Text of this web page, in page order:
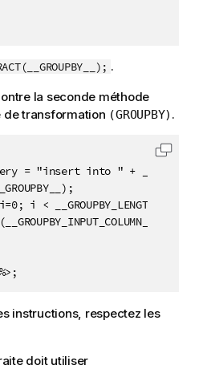
.
la seconde méthode
transformation (GROUPBY) .
= "insert into " +
i < __GROUPBY_LENGTH__ ;
+ "
Copier
instructions, respectez les
doit utiliser